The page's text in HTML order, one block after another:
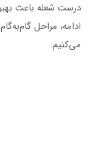
درست شعله باعث
ادامه، مراحل
می‌کنیم: